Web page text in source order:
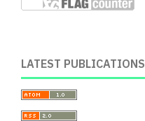
LATEST PUBLICATIONS